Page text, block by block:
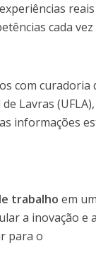
reais
cada vez
com curadoria
Lavras (UFLA),
informações
trabalho em um
a inovação e a
para o